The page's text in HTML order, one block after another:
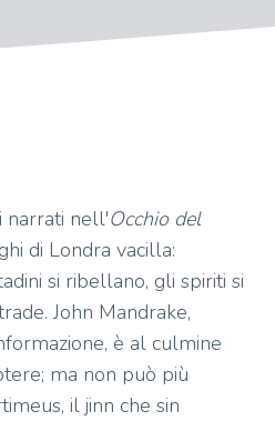
narrati nell'Occhio del
di Londra vacilla:
si ribellano, gli spiriti si
John Mandrake,
è al culmine
ma non può più
il jinn che sin